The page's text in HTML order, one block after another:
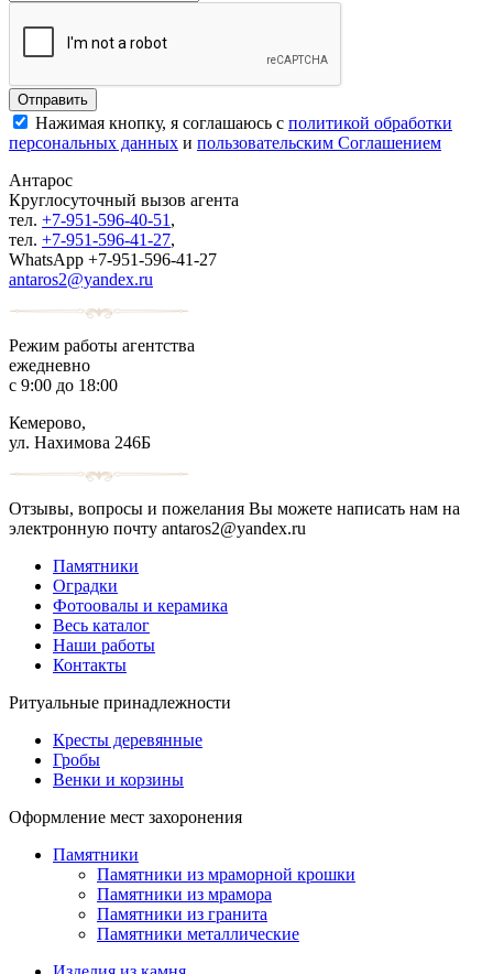
Нажимая кнопку, я соглашаюсь с политикой обработки
персональных данных и пользовательским Соглашением
Антарос
Круглосуточный вызов агента
тел. +7-951-596-40-51 ,
тел. +7-951-596-41-27,
WhatsApp +7-951-596-41-27
antaros2@yandex.ru
Режим работы агентства
ежедневно
с 9:00 до 18:00
Кемерово,
ул. Нахимова 246Б
Отзывы, вопросы и пожелания Вы можете написать нам на
электронную почту antaros2@yandex.ru
Памятники
Оградки
Фотоовалы и керамика
Весь каталог
Наши работы
Контакты
Ритуальные принадлежности
Кресты деревянные
Гробы
Венки и корзины
Оформление мест захоронения
Памятники
Памятники из мраморной крошки
Памятники из мрамора
Памятники из гранита
Памятники металлические